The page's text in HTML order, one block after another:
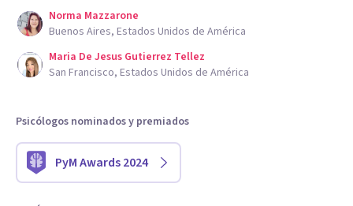
Norma Mazzarone
Buenos Aires, Estados Unidos de América
Maria De Jesus Gutierrez Tellez
San Francisco, Estados Unidos de América
Psicólogos nominados y premiados
PyM Awards 2024